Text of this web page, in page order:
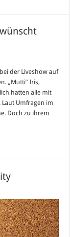
der Liveshow auf
„Mutti“ Iris,
hatten alle mit
Laut Umfragen im
Doch zu ihrem